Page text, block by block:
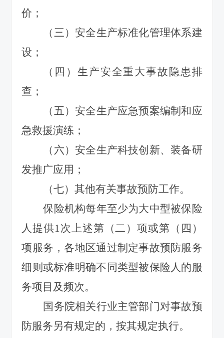
价；
（三）安全生产标准化管理体系建
设；
（四）生产安全重大事故隐患排
查；
（五）安全生产应急预案编制和应
急救援演练；
（六）安全生产科技创新、装备研
发推广应用；
（七）其他有关事故预防工作。
保险机构每年至少为大中型被保险
人提供1次上述第（二）项或第（四）
项服务，各地区通过制定事故预防服务
细则或标准明确不同类型被保险人的服
务项目及频次。
国务院相关行业主管部门对事故预
防服务另有规定的，按其规定执行。